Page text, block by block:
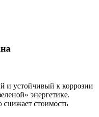
и устойчивый к коррозии
энергетике.
снижает стоимость